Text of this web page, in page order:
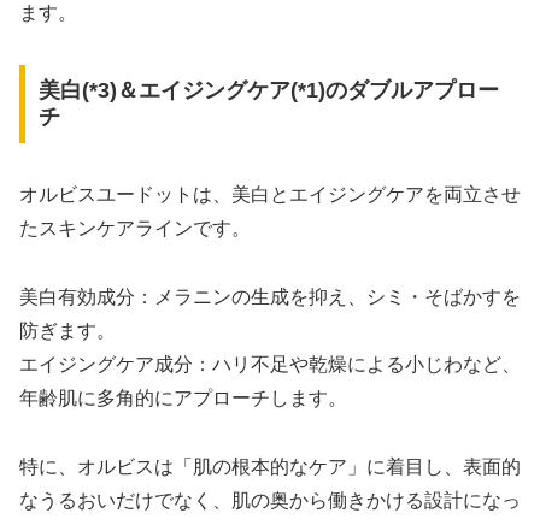
ます。
美白(*3)＆エイジングケア(*1)のダブルアプロー
チ
オルビスユードットは、美白とエイジングケアを両立させ
たスキンケアラインです。
美白有効成分：メラニンの生成を抑え、シミ・そばかすを
防ぎます。
エイジングケア成分：ハリ不足や乾燥による小じわなど、
年齢肌に多角的にアプローチします。
特に、オルビスは「肌の根本的なケア」に着目し、表面的
なうるおいだけでなく、肌の奥から働きかける設計になっ